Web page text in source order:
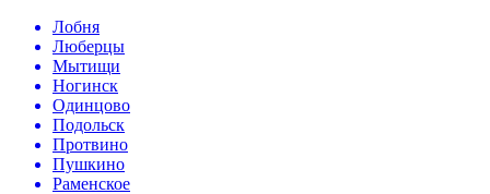
Лобня
Люберцы
Мытищи
Ногинск
Одинцово
Подольск
Протвино
Пушкино
Раменское